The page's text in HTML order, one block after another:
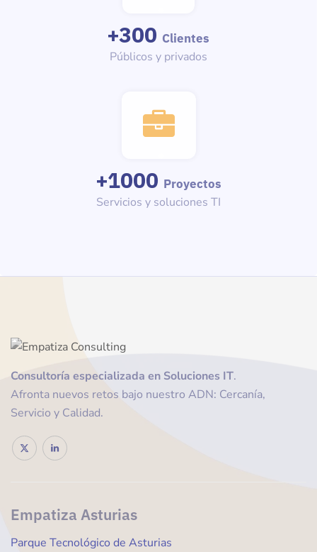
+300 Clientes
Públicos y privados
+1000 Proyectos
Servicios y soluciones TI
Consultoría especializada en Soluciones IT.
Afronta nuevos retos bajo nuestro ADN: Cercanía,
Servicio y Calidad.
Empatiza Asturias
Parque Tecnológico de Asturias